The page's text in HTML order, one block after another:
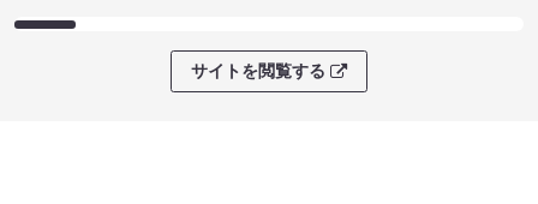
サイトを閲覧する